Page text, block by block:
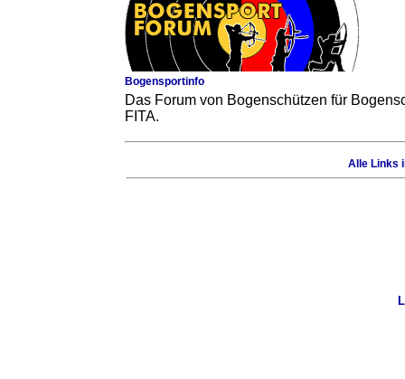
Bogensportinfo
Das Forum von Bogenschützen für
FITA.
Alle Links